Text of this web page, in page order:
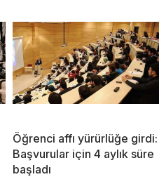
Öğrenci affı yürürlüğe girdi:
Başvurular için 4 aylık süre
başladı